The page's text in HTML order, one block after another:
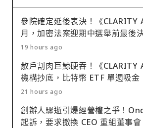
參院確定延後表決！《CLARITY
月，加密法案迎期中選舉前最後
19 hours ago
散戶割肉巨鯨硬吞！《CLARITY
機構抄底，比特幣 ETF 單週吸金
21 hours ago
創辦人驟逝引爆經營權之爭！
起訴，要求撤換 CEO 重組董事會